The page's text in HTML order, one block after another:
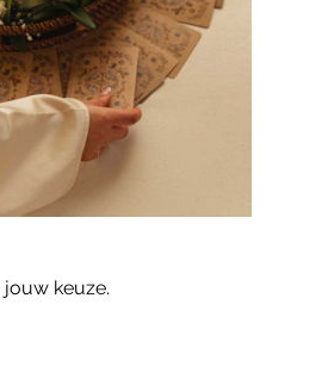
keuze.